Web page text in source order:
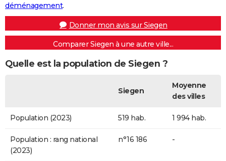
déménagement.
Donner mon avis sur Siegen
Comparer Siegen à une autre ville...
Quelle est la population de Siegen ?
Siegen
Moyenne
des villes
Population (2023) 519 hab. 1 994 hab.
Population : rang national
(2023)
n°16 186 -